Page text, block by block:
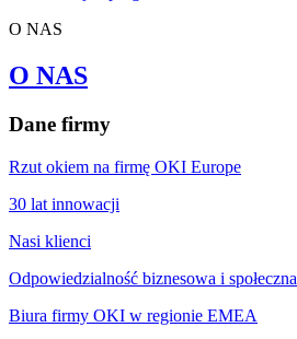
O NAS
O NAS
Dane firmy
Rzut okiem na firmę OKI Europe
30 lat innowacji
Nasi klienci
Odpowiedzialność biznesowa i społeczna
Biura firmy OKI w regionie EMEA